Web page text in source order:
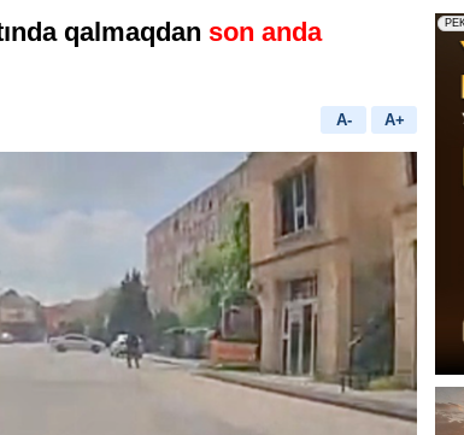
qalmaqdan son anda
A- A+